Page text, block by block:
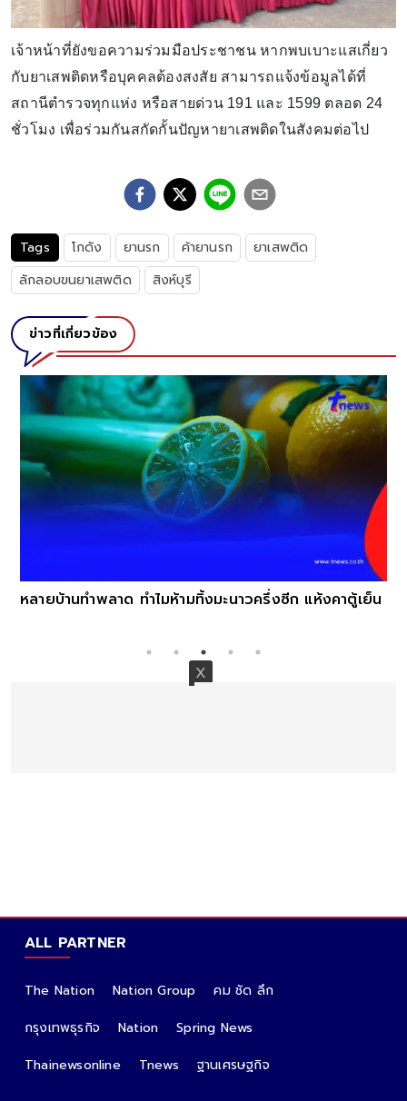
เจ้าหน้าที่ยังขอความร่วมมือประชาชน หากพบเบาะแสเกี่ยว
กับยาเสพติดหรือบุคคลต้องสงสัย สามารถแจ้งข้อมูลได้ที่
สถานีตำรวจทุกแห่ง หรือสายด่วน 191 และ 1599 ตลอด 24
ชั่วโมง เพื่อร่วมกันสกัดกั้นปัญหายาเสพติดในสังคมต่อไป
Tags โกดัง ยานรก ค้ายานรก
ยาเสพติด
ลักลอบขนยาเสพติด
สิงห์บุรี
ข่าวที่เกี่ยวข้อง
หลายบ้านทำพลาด ทำไมห้ามทิ้งมะนาวครึ่งซีก แห้งคาตู้เย็น
ALL PARTNER
The Nation Nation Group
คม ชัด ลึก
กรุงเทพธุรกิจ
Nation
Spring News
Thainewsonline
Tnews ฐานเศรษฐกิจ